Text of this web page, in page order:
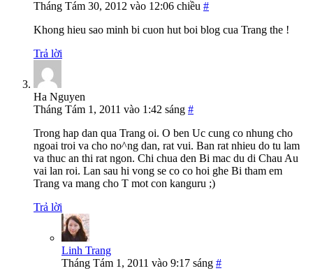
Tháng Tám 30, 2012 vào 12:06 chiều #
Khong hieu sao minh bi cuon hut boi blog cua Trang the !
Trả lời
Ha Nguyen
Tháng Tám 1, 2011 vào 1:42 sáng #
Trong hap dan qua Trang oi. O ben Uc cung co nhung cho
ngoai troi va cho no^ng dan, rat vui. Ban rat nhieu do tu lam
va thuc an thi rat ngon. Chi chua den Bi mac du di Chau Au
vai lan roi. Lan sau hi vong se co co hoi ghe Bi tham em
Trang va mang cho T mot con kanguru ;)
Trả lời
Linh Trang
Tháng Tám 1, 2011 vào 9:17 sáng #